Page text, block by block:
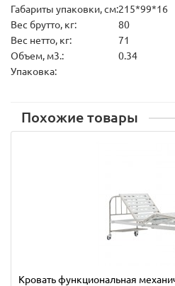
Габариты упаковки, см:215*99*16
Вес брутто, кг:
80
Вес нетто, кг:
71
Объем, м3.:
0.34
Упаковка:
Похожие товары
Кровать функциональная